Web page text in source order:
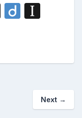
B
r
Di
p
er
Next →